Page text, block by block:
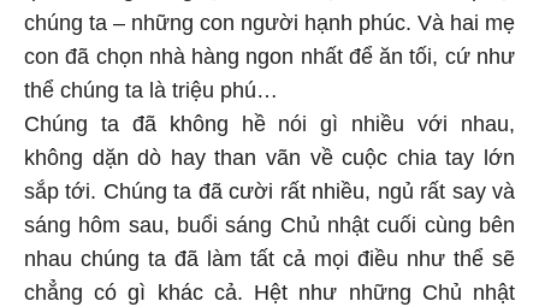
chúng ta – những con người hạnh phúc. Và hai mẹ
con đã chọn nhà hàng ngon nhất để ăn tối, cứ như
thể chúng ta là triệu phú…
Chúng ta đã không hề nói gì nhiều với nhau,
không dặn dò hay than vãn về cuộc chia tay lớn
sắp tới. Chúng ta đã cười rất nhiều, ngủ rất say và
sáng hôm sau, buổi sáng Chủ nhật cuối cùng bên
nhau chúng ta đã làm tất cả mọi điều như thể sẽ
chẳng có gì khác cả. Hệt như những Chủ nhật